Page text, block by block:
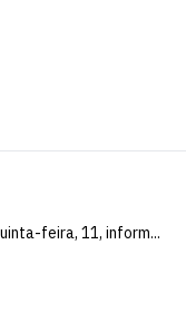
feira, 11, inform...